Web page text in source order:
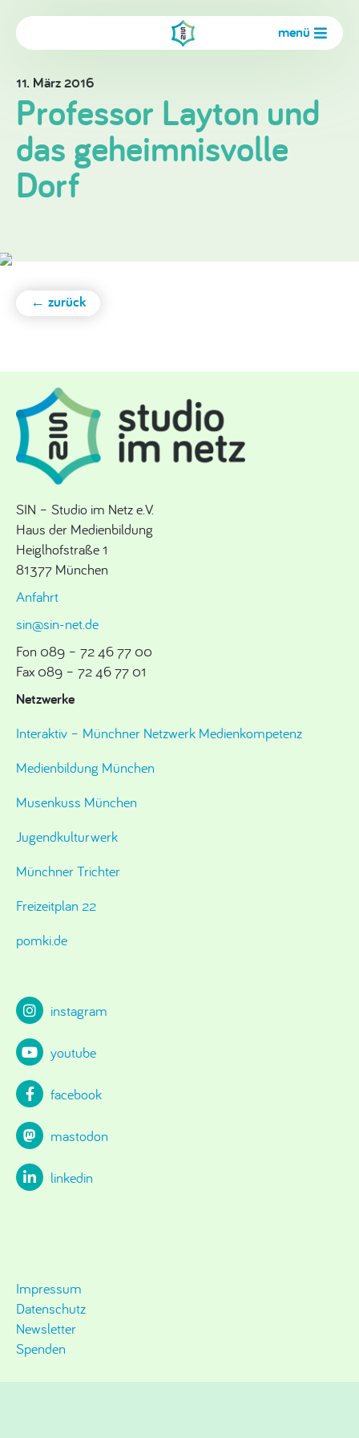
menü
11. März 2016
Professor Layton und
das geheimnisvolle
Dorf
← zurück
SIN – Studio im Netz e.V.
Haus der Medienbildung
Heiglhofstraße 1
81377 München
Anfahrt
sin@sin-net.de
Fon 089 – 72 46 77 00
Fax 089 – 72 46 77 01
Netzwerke
Interaktiv – Münchner Netzwerk Medienkompetenz
Medienbildung München
Musenkuss München
Jugendkulturwerk
Münchner Trichter
Freizeitplan 22
pomki.de
instagram
youtube
facebook
mastodon
linkedin
Impressum
Datenschutz
Newsletter
Spenden